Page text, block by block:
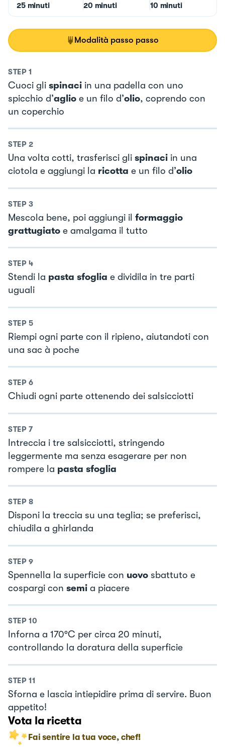
25 minuti 20 minuti 10 minuti
Modalità passo passo
STEP 1
Cuoci gli spinaci in una padella con uno
spicchio d’aglio e un filo d’olio, coprendo con
un coperchio
STEP 2
Una volta cotti, trasferisci gli spinaci in una
ciotola e aggiungi la ricotta e un filo d’olio
STEP 3
Mescola bene, poi aggiungi il formaggio
grattugiato e amalgama il tutto
STEP 4
Stendi la pasta sfoglia e dividila in tre parti
uguali
STEP 5
Riempi ogni parte con il ripieno, aiutandoti con
una sac à poche
STEP 6
Chiudi ogni parte ottenendo dei salsicciotti
STEP 7
Intreccia i tre salsicciotti, stringendo
leggermente ma senza esagerare per non
rompere la pasta sfoglia
STEP 8
Disponi la treccia su una teglia; se preferisci,
chiudila a ghirlanda
STEP 9
Spennella la superficie con uovo sbattuto e
cospargi con semi a piacere
STEP 10
Inforna a 170°C per circa 20 minuti,
controllando la doratura della superficie
STEP 11
Sforna e lascia intiepidire prima di servire. Buon
appetito!
Vota la ricetta
Fai sentire la tua voce, chef!